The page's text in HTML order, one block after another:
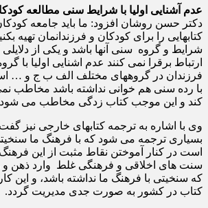
عدم آشنایی اولیا با شرایط سنی مطالعه
دکتر حسن روشان افزود: ما باید جامعه
کتابهایی را برای کودکان و فرزندانمان تهیه
شرایط و گروه سنی آنها باشد و یکی از
ارتباط برقرا نمی کنند عدم اشنایی اولیا با
فرزندان در گروههای مختلف الف ب ج و …
با رده سنی هم خوانی نداشته باشد مخاطب نمی
کند و این موجب کتاب زدگی مخاطب می
وی با اشاره به ترجمه کتابهای خارجی نیز
بسیاری ترجمه می شود که با فرهنگ ما
است در کنار آموختن نقاط مثبت از این
سنت های اخلاقی و فرهنگی غلط وارد ذهن و
که سنخیتی با فرهنگ ما نداشته باشد، و این
کتاب در کشور به صورت جدی مدیریت گردد.